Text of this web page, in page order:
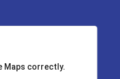
Maps correctly.